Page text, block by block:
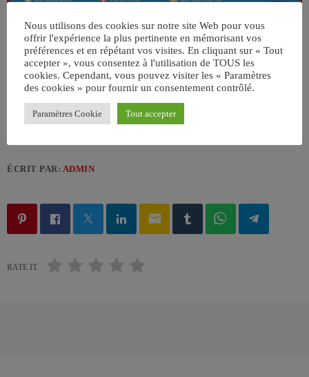
ÉCRIT PAR: ADMIN
email
RATE IT
Nous utilisons des cookies sur notre site Web pour vous
offrir l'expérience la plus pertinente en mémorisant vos
préférences et en répétant vos visites. En cliquant sur « Tout
accepter », vous consentez à l'utilisation de TOUS les
cookies. Cependant, vous pouvez visiter les « Paramètres
des cookies » pour fournir un consentement contrôlé.
Paramètres Cookie Tout accepter